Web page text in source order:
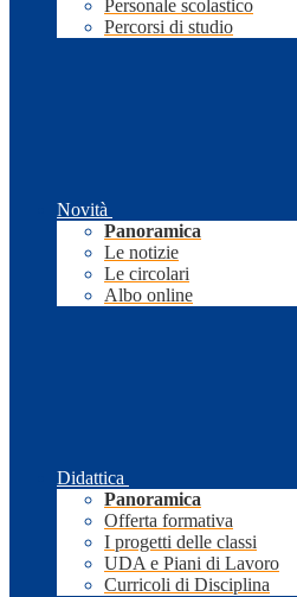
Personale scolastico
Percorsi di studio
Novità
Panoramica
Le notizie
Le circolari
Albo online
Didattica
Panoramica
Offerta formativa
I progetti delle classi
UDA e Piani di Lavoro
Curricoli di Disciplina